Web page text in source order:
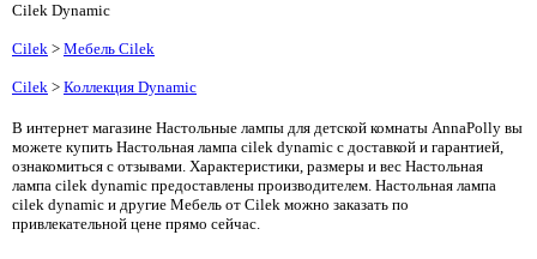
Cilek Dynamic
Cilek > Мебель Cilek
Cilek > Коллекция Dynamic
В интернет магазине Настольные лампы для детской комнаты AnnaPolly вы
можете купить Настольная лампа cilek dynamic с доставкой и гарантией,
ознакомиться с отзывами. Характеристики, размеры и вес Настольная
лампа cilek dynamic предоставлены производителем. Настольная лампа
cilek dynamic и другие Мебель от Cilek можно заказать по
привлекательной цене прямо сейчас.